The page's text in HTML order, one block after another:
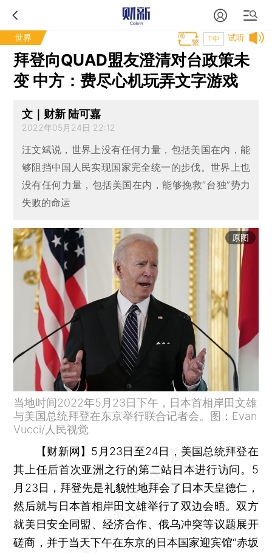
世界 试听
T中
拜登向QUAD盟友澄清对台政策未
变 中方：费尽心机玩弄文字游戏
文｜财新 陆可嘉
2022年05月24日 22:12
汪文斌说，世界上没有任何力量，包括美国在内，能
够阻挡中国人民实现国家完全统一的步伐。世界上也
没有任何力量，包括美国在内，能够挽救“台独”势力
失败的命运
原图
当地时间2022年5月23日下午，日本首相岸田文雄
与美国总统拜登在东京举行联合记者会。图：Evan
Vucci/人民视觉
【财新网】 5月23日至24日，美国总统拜登在
其上任后首次亚洲之行的第二站日本进行访问。5
月23日，拜登先是礼貌性地拜会了日本天皇德仁，
然后就与日本首相岸田文雄举行了双边会晤。双方
就美日安全同盟、经济合作、俄乌冲突等议题展开
磋商，并于当天下午在东京的日本国家迎宾馆“赤坂